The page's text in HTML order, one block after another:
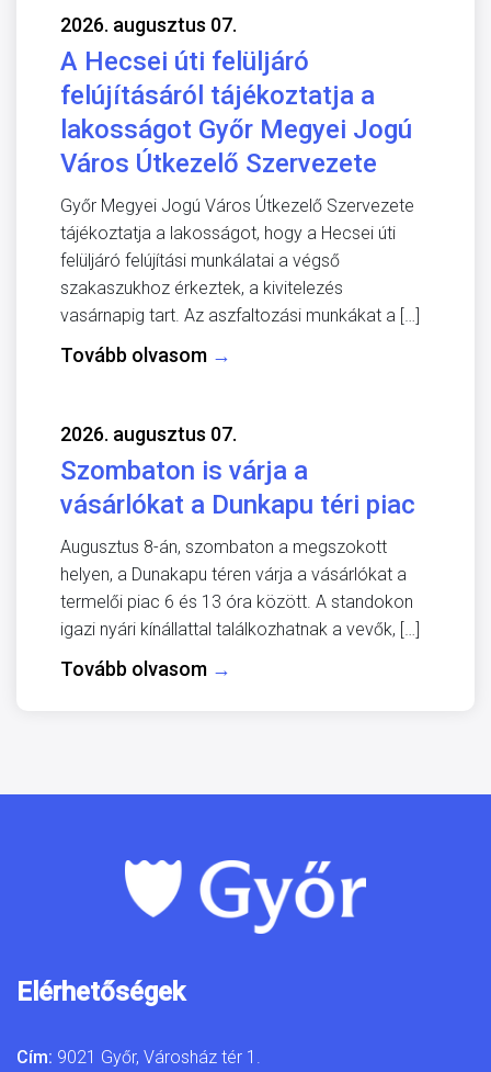
2026. augusztus 07.
A Hecsei úti felüljáró
felújításáról tájékoztatja a
lakosságot Győr Megyei Jogú
Város Útkezelő Szervezete
Győr Megyei Jogú Város Útkezelő Szervezete
tájékoztatja a lakosságot, hogy a Hecsei úti
felüljáró felújítási munkálatai a végső
szakaszukhoz érkeztek, a kivitelezés
vasárnapig tart. Az aszfaltozási munkákat a […]
Tovább olvasom →
2026. augusztus 07.
Szombaton is várja a
vásárlókat a Dunkapu téri piac
Augusztus 8-án, szombaton a megszokott
helyen, a Dunakapu téren várja a vásárlókat a
termelői piac 6 és 13 óra között. A standokon
igazi nyári kínállattal találkozhatnak a vevők, […]
Tovább olvasom →
Elérhetőségek
Cím: 9021 Győr, Városház tér 1.